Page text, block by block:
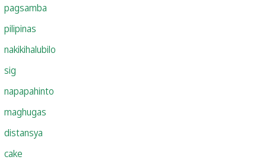
pagsamba
pilipinas
nakikihalubilo
sig
napapahinto
maghugas
distansya
cake